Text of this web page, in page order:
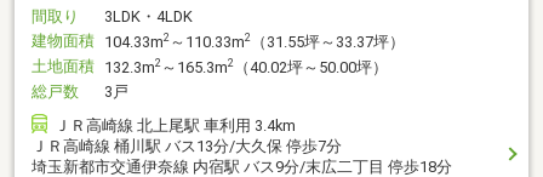
間取り
3LDK・4LDK
建物面積 104.33m2 ～110.33m2
（31.55坪～33.37坪）
土地面積 132.3m2 ～165.3m2
（40.02坪～50.00坪）
総戸数
3戸
ＪＲ高崎線 北上尾駅 車利用 3.4km
ＪＲ高崎線 桶川駅 バス13分/大久保 停歩7分
埼玉新都市交通伊奈線 内宿駅 バス9分/末広二丁目 停歩18分